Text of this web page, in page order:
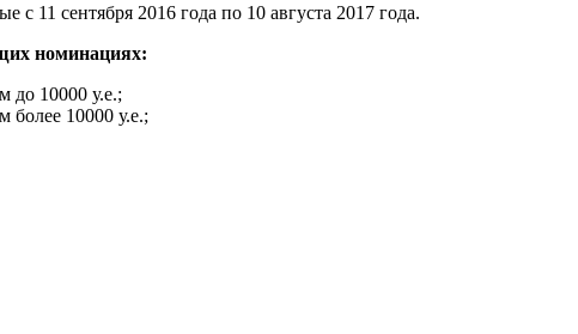
11 сентября 2016 года по 10 августа 2017 года.
номинациях:
до 10000 у.е.;
более 10000 у.е.;